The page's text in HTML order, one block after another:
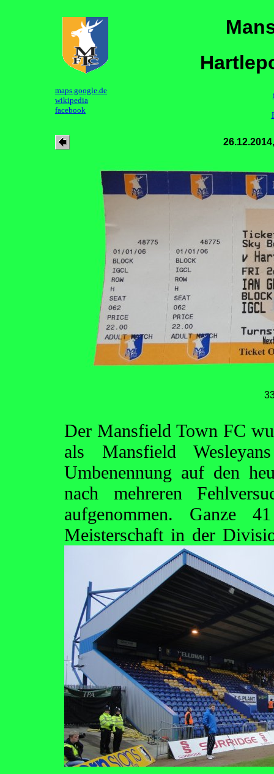
maps.google.de
wikipedia
facebook
Der Mansfield Town FC
als Mansfield
Umbenennung auf den
nach mehreren
aufgenommen. Ganze
Meisterschaft in der